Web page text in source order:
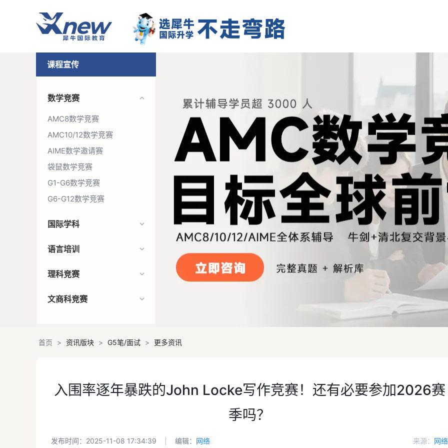
课程宣传
数学竞赛
AMC8数学竞赛
AMC10/12数学竞赛
AIME数学邀请赛
袋鼠数学竞赛
G1-G6数学竞赛
G6-G12数学竞赛
国际学科
语言培训
理科竞赛
文商科竞赛
首页 > 资讯版块 > G5笔/面试 > 更多资讯
入围率逐年暴跌的John Locke写作竞赛！还有必要参加2026赛
季吗？
发布时间：2025-11-08 17:34:39 编辑： 网络 来源： 网络